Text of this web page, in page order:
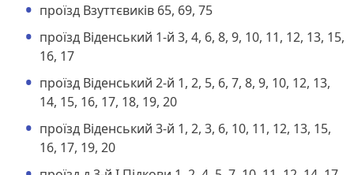
проїзд Взуттєвиків 65, 69, 75
проїзд Віденський 1-й 3, 4, 6, 8, 9, 10, 11, 12, 13, 15,
16, 17
проїзд Віденський 2-й 1, 2, 5, 6, 7, 8, 9, 10, 12, 13,
14, 15, 16, 17, 18, 19, 20
проїзд Віденський 3-й 1, 2, 3, 6, 10, 11, 12, 13, 15,
16, 17, 19, 20